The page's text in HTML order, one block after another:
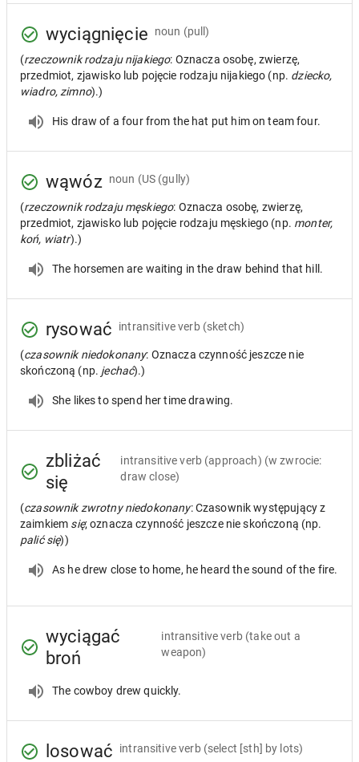
wyciągnięcie noun (pull)
(rzeczownik rodzaju nijakiego: Oznacza osobę, zwierzę,
przedmiot, zjawisko lub pojęcie rodzaju nijakiego (np. dziecko,
wiadro, zimno).)
His draw of a four from the hat put him on team four.
wąwóz noun (US (gully)
(rzeczownik rodzaju męskiego: Oznacza osobę, zwierzę,
przedmiot, zjawisko lub pojęcie rodzaju męskiego (np. monter,
koń, wiatr).)
The horsemen are waiting in the draw behind that hill.
rysować intransitive verb (sketch)
(czasownik niedokonany: Oznacza czynność jeszcze nie
skończoną (np. jechać).)
She likes to spend her time drawing.
zbliżać
się
intransitive verb (approach) (w zwrocie:
draw close)
(czasownik zwrotny niedokonany: Czasownik występujący z
zaimkiem się; oznacza czynność jeszcze nie skończoną (np.
palić się))
As he drew close to home, he heard the sound of the fire.
wyciągać
broń
intransitive verb (take out a
weapon)
The cowboy drew quickly.
losować intransitive verb (select [sth] by lots)